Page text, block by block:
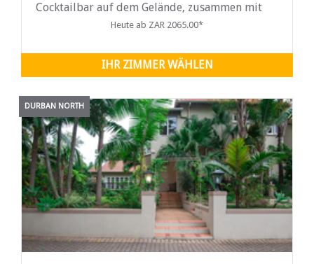
Cocktailbar auf dem Gelände, zusammen mit
Vier-Sterne-Unterkünften und einer
Heute ab ZAR 2065.00*
IHR ZIMMER WÄHLEN
DURBAN NORTH